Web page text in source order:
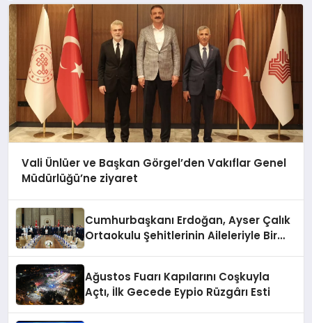
Vali Ünlüer ve Başkan Görgel’den Vakıflar Genel
Müdürlüğü’ne ziyaret
Cumhurbaşkanı Erdoğan, Ayser Çalık
Ortaokulu Şehitlerinin Aileleriyle Bir
Ağustos Fuarı Kapılarını Coşkuyla
Açtı, İlk Gecede Eypio Rüzgârı Esti